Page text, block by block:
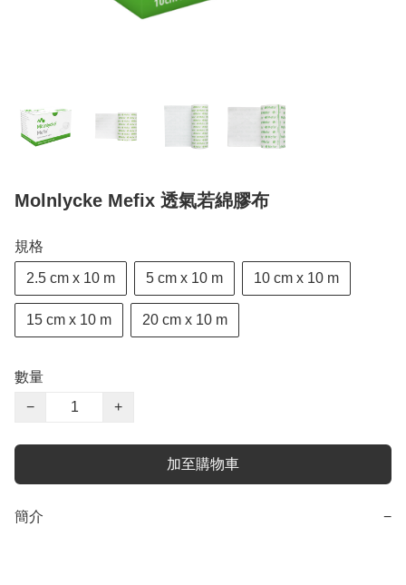
Molnlycke Mefix 透氣若綿膠布
規格
2.5 cm x 10 m 5 cm x 10 m 10 cm x 10 m
15 cm x 10 m 20 cm x 10 m
數量
−
+
加至購物車
簡介 −